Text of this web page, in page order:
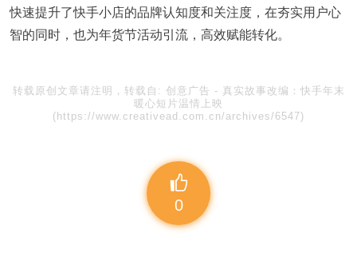
快速提升了快手小店的品牌认知度和关注度，在夯实用户心
智的同时，也为年货节活动引流，高效赋能转化。
转载原创文章请注明，转载自: 创意广告 - 真实故事改编：快手年末
暖心短片温情上映
(https://www.creativead.com.cn/archives/6547)
0